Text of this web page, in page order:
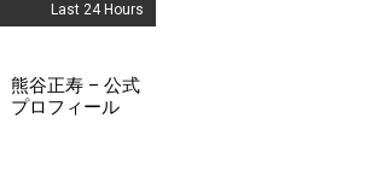
Last 24 Hours
熊谷正寿 – 公式
プロフィール